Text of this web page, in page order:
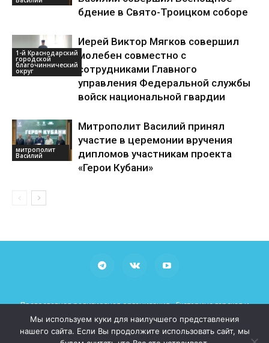
бдение в Свято-Троицком соборе
1-й Краснодарский
городской
благочиннический
округ
Иерей Виктор Мягков совершил
молебен совместно с
сотрудниками Главного
управления Федеральной службы
войск национальной гвардии
митрополит
Василий
Митрополит Василий принял
участие в церемонии вручения
дипломов участникам проекта
«Герои Кубани»
Православная религиозная организация «Екатеринодарская и
Кубанская Епархия Русской Православной Церкви (Московский
Патриархат)»
При использовании материалов просьба указывать рабочие
Мы используем куки для наилучшего представления
нашего сайта. Если Вы продолжите использовать сайт, мы